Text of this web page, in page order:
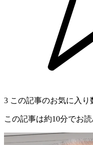
3 この記事のお気に入り
この記事は約10分でお